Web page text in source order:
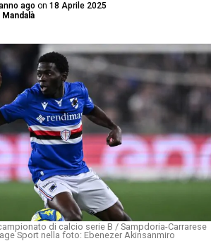
ago on 18 Aprile 2025
di calcio serie B / Sampdoria-Carrarese
Sport nella foto: Ebenezer Akinsanmiro